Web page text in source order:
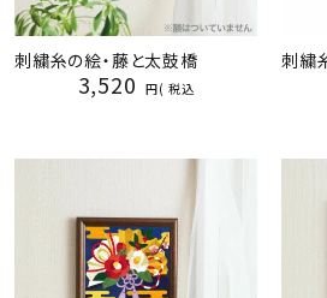
刺繍糸の絵・藤と太鼓橋
3,520 税込
刺繍